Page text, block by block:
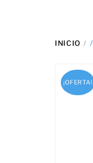
INICIO /
¡OFERTA!